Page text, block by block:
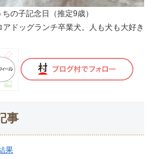
の子記念日（推定9歳）
ドッグランチ卒業犬。人も犬も大好き
事
果